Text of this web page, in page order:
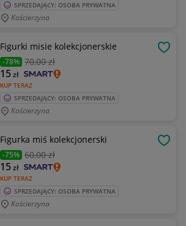
SPRZEDAJĄCY: OSOBA PRYWATNA
Kościerzyna
Figurki misie kolekcjonerskie
-78% 70,00 zł
KUP TERAZ
15zł
SPRZEDAJĄCY: OSOBA PRYWATNA
Kościerzyna
Figurka miś kolekcjonerski
-75% 60,00 zł
KUP TERAZ
15zł
SPRZEDAJĄCY: OSOBA PRYWATNA
Kościerzyna